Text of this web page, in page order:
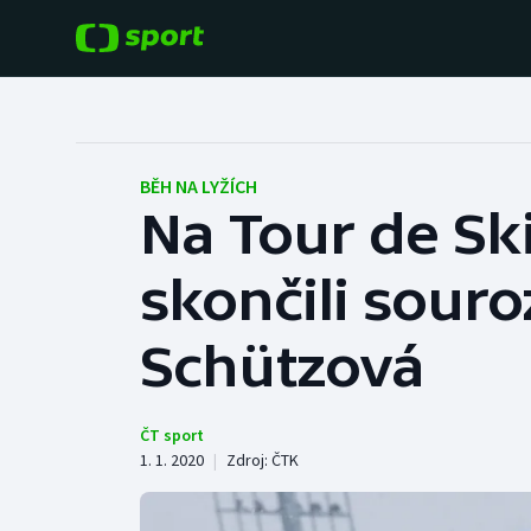
Fotbal
Hokej
Tenis
Atletika
Baseball a softbal
Basketbal
Biatlon
BĚH NA LYŽÍCH
Na Tour de
skončili
Schützová
ČT sport
1. 1. 2020 | Zdroj: ČTK